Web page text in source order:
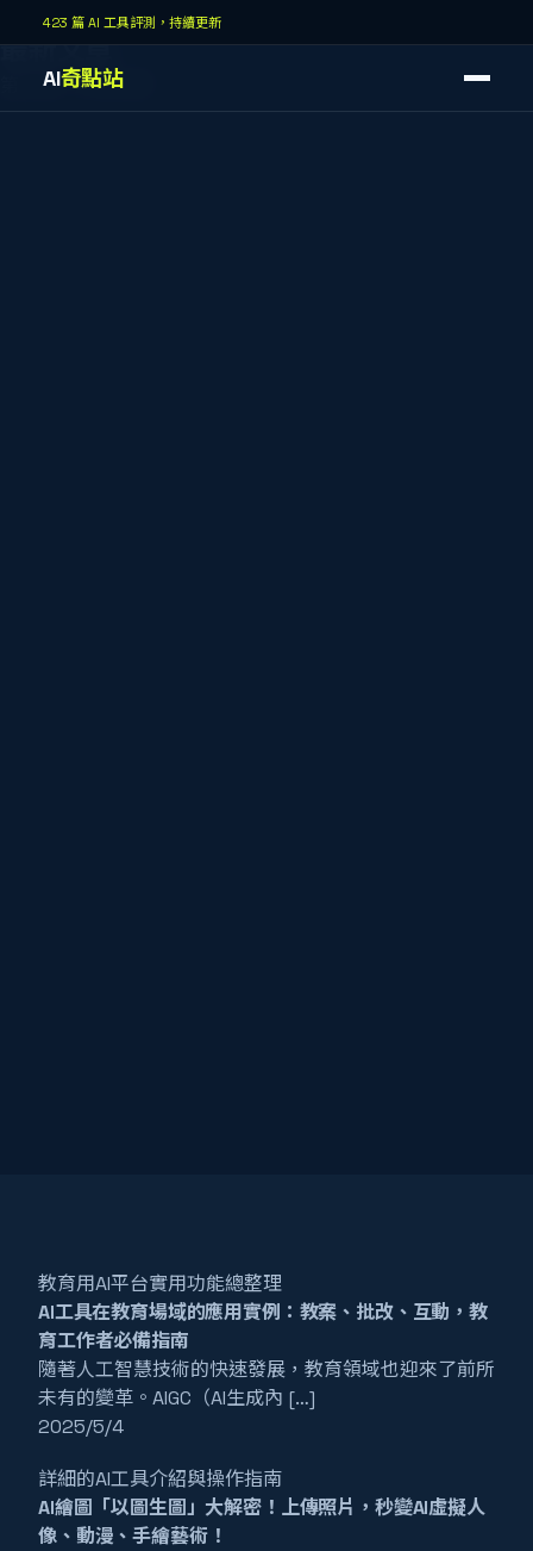
423 篇 AI 工具評測，持續更新
AI奇點站
AI奇點站
最新文章
頁，共43
教育用AI平台實用功能總整理
AI工具在教育場域的應用實例：教案、批改、互動，教
育工作者必備指南
隨著人工智慧技術的快速發展，教育領域也迎來了前所
未有的變革。AIGC（AI生成內 […]
2025/5/4
詳細的AI工具介紹與操作指南
AI繪圖「以圖生圖」大解密！上傳照片，秒變AI虛擬人
像、動漫、手繪藝術！